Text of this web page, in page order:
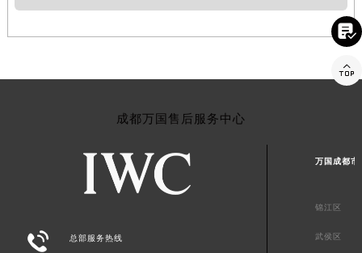
成都万国售后服务中心
 总部服务热线
万国成都市
锦江区
武侯区

